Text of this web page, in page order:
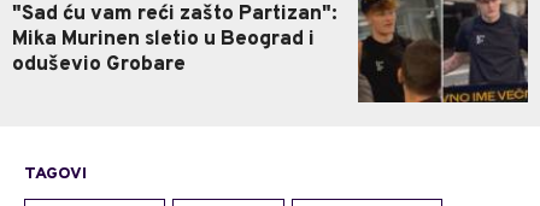
"Sad ću vam reći zašto Partizan":
Mika Murinen sletio u Beograd i
oduševio Grobare
TAGOVI